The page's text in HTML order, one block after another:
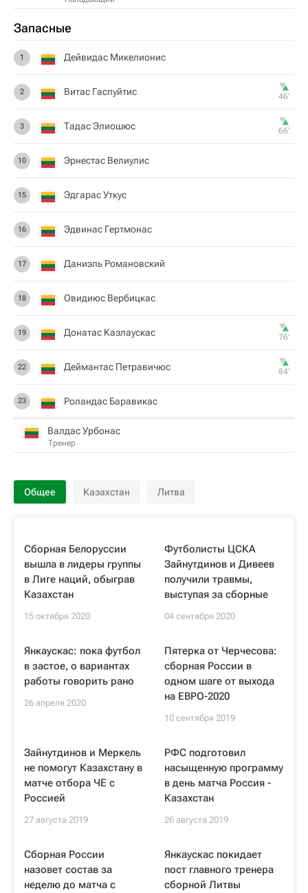
Запасные
1 Дейвидас Микелионис
2 Витас Гаспуйтис 46‎’‎
3 Тадас Элиошюс 66‎’‎
10 Эрнестас Велиулис
15 Эдгарас Уткус
16 Эдвинас Гертмонас
17 Даниэль Романовский
18 Овидиюс Вербицкас
19 Донатас Казлаускас 76‎’‎
22 Деймантас Петравичюс 84‎’‎
23 Роландас Баравикас
Валдас Урбонас
Тренер
Общее Казахстан Литва
Сборная Белоруссии
вышла в лидеры группы
в Лиге наций, обыграв
Казахстан
15 октября 2020
Футболисты ЦСКА
Зайнутдинов и Дивеев
получили травмы,
выступая за сборные
04 сентября 2020
Янкаускас: пока футбол
в застое, о вариантах
работы говорить рано
26 апреля 2020
Пятерка от Черчесова:
сборная России в
одном шаге от выхода
на ЕВРО-2020
10 сентября 2019
Зайнутдинов и Меркель
не помогут Казахстану в
матче отбора ЧЕ с
Россией
27 августа 2019
РФС подготовил
насыщенную программу
в день матча Россия -
Казахстан
26 августа 2019
Сборная России
назовет состав за
неделю до матча с
Янкаускас покидает
пост главного тренера
сборной Литвы